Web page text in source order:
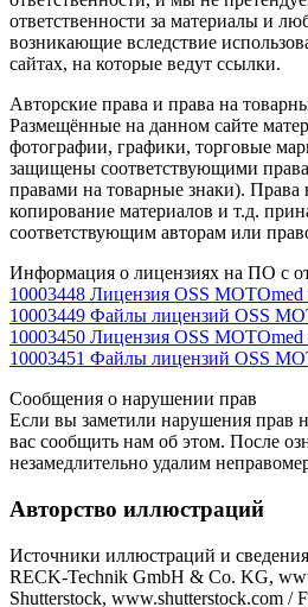
ответственности за материалы и
возникающие вследствие
сайтах, на которые ведут ссылки.
Авторские права и права на
Размещённые на данном сайте
фотографии, графики, торговые
защищены соответствующими
правами на товарные знаки). Права
копирование материалов и т.д.
соответствующим авторам или
Информация о лицензиях на ПО с
10003448 Лицензия OSS MOTOmed
10003449 Файлы лицензий OSS
10003450 Лицензия OSS MOTOmed
10003451 Файлы лицензий OSS
Сообщения о нарушении прав
Если вы заметили нарушения прав
вас сообщить нам об этом. После
незамедлительно удалим
Авторство иллюстраций
Источники иллюстраций и
RECK-Technik GmbH & Co. KG,
Shutterstock, www.shutterstock.com /